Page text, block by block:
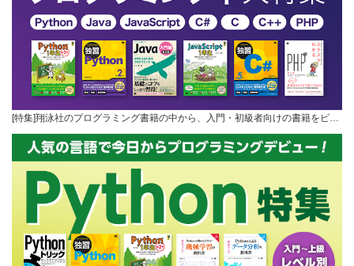
[特集]翔泳社のプログラミング書籍の中から、入門・初級者向けの書籍をピ…